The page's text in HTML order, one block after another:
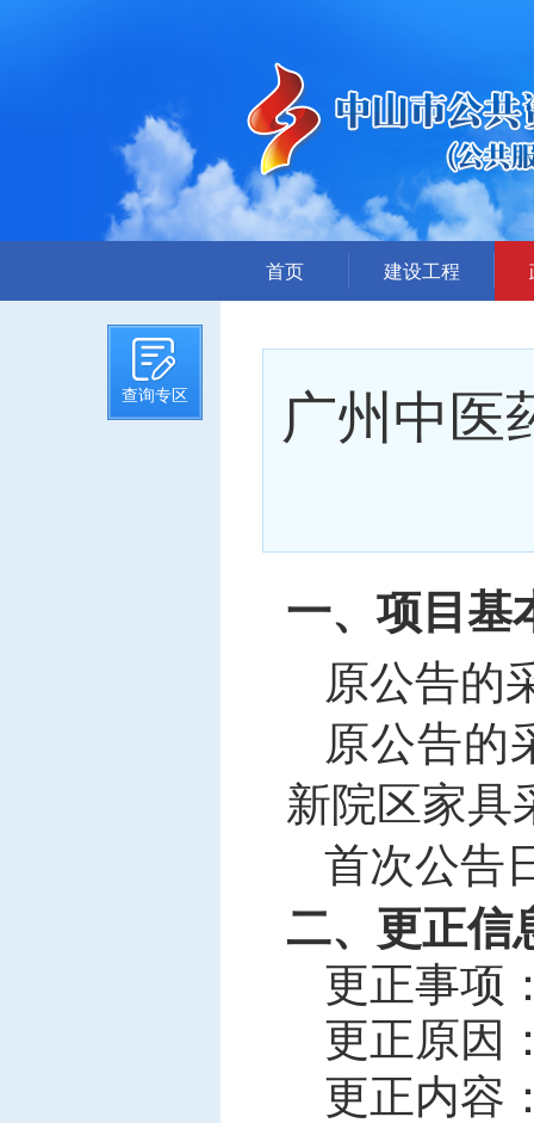
查询专区
首页 建设工程
招标文件提前公示
招标公告
答疑、澄清
中标信息
项目公告
招投标公开信息
广州中医
一、项目基
原公告的
原公告的
新院区家具
首次公告
二、更正信
更正事项
更正原因
更正内容